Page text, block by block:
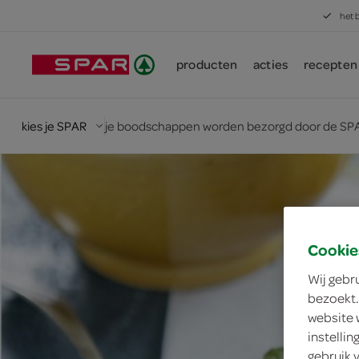
het
producten acties recepten
kies je SPAR je boodschappen worden bezorgd door de
Wij
website
gebruik